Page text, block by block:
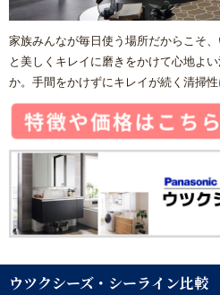
方
リフォームで意外に高額になる理由と
概算見積もり
当社こだわりの施工
ご相談から施工完了の流れ
家族みんなが毎日使う場所だからこそ
と美しくキレイに磨きをかけて心地よ
か。手間をかけずにキレイが続く清掃性
ウツクシーズ・シーライン比較